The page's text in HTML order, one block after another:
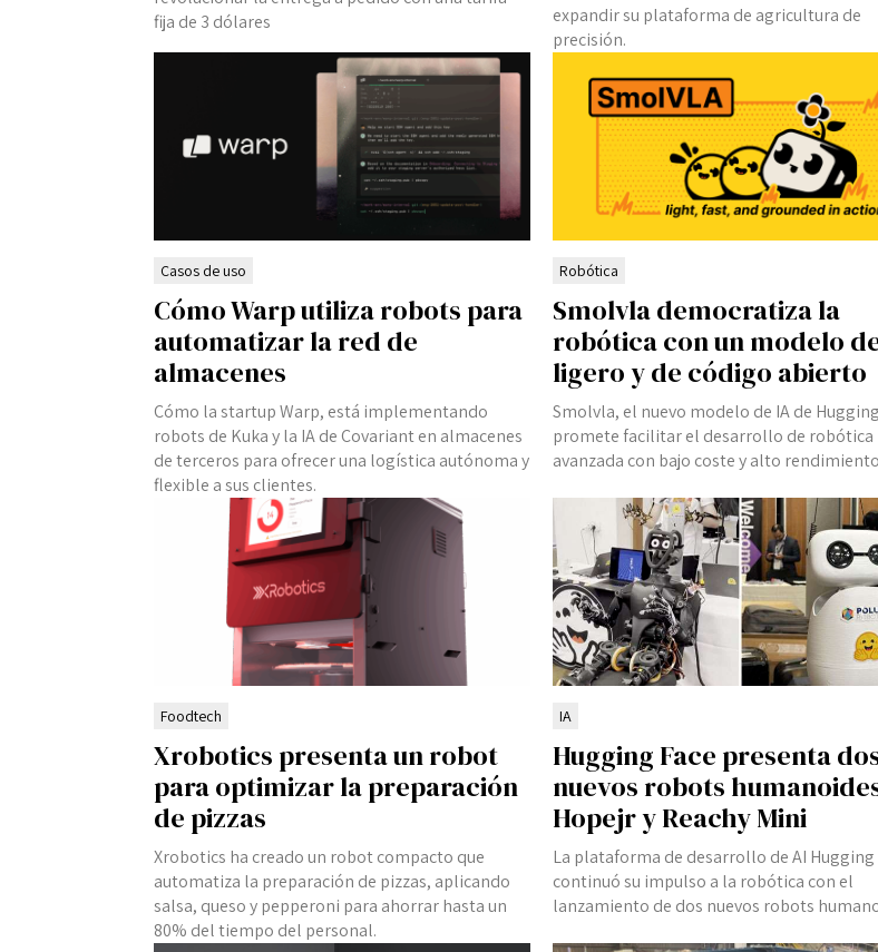
fija de 3 dólares
expandir su plataforma de agricultura de
precisión.
Casos de uso
Cómo Warp utiliza robots para
automatizar la red de
almacenes
Cómo la startup Warp, está implementando
robots de Kuka y la IA de Covariant en almacenes
de terceros para ofrecer una logística autónoma y
flexible a sus clientes.
Robótica
Smolvla democratiza la
robótica con un modelo
ligero y de código abierto
Smolvla, el nuevo modelo de IA de
promete facilitar el desarrollo de robótica
avanzada con bajo coste y alto
Foodtech
Xrobotics presenta un robot
para optimizar la preparación
de pizzas
Xrobotics ha creado un robot compacto que
automatiza la preparación de pizzas, aplicando
salsa, queso y pepperoni para ahorrar hasta un
80% del tiempo del personal.
IA
Hugging Face presenta
nuevos robots
Hopejr y Reachy Mini
La plataforma de desarrollo de AI Hugging
continuó su impulso a la robótica con el
lanzamiento de dos nuevos robots